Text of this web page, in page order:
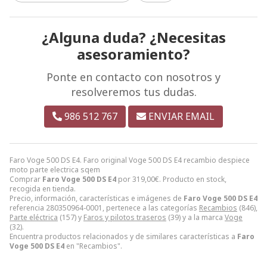
Faro Voge 500 DS E4. Faro original Voge 500 DS E4 recambio despiece
moto parte electrica sqem
Comprar Faro Voge 500 DS E4 por319,00€. Producto en stock,
recogida en tienda.
Precio, información, características e imágenes de Faro Voge 500 DS E4
referencia 280350964-0001, pertenece a las categorías Recambios (846),
Parte eléctrica (157) y Faros y pilotos traseros (39) y a la marca Voge
(32).
Encuentra productos relacionados y de similares características a Faro
Voge 500 DS E4 en "Recambios".
¿Alguna duda? ¿Necesitas
asesoramiento?
Ponte en contacto con nosotros y
resolveremos tus dudas.
986 512 767 ENVIAR EMAIL